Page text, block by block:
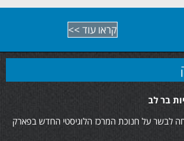
קראו עוד >>
בר לב
לבשר על חנוכת המרכז הלוגיסטי החדש בפארק